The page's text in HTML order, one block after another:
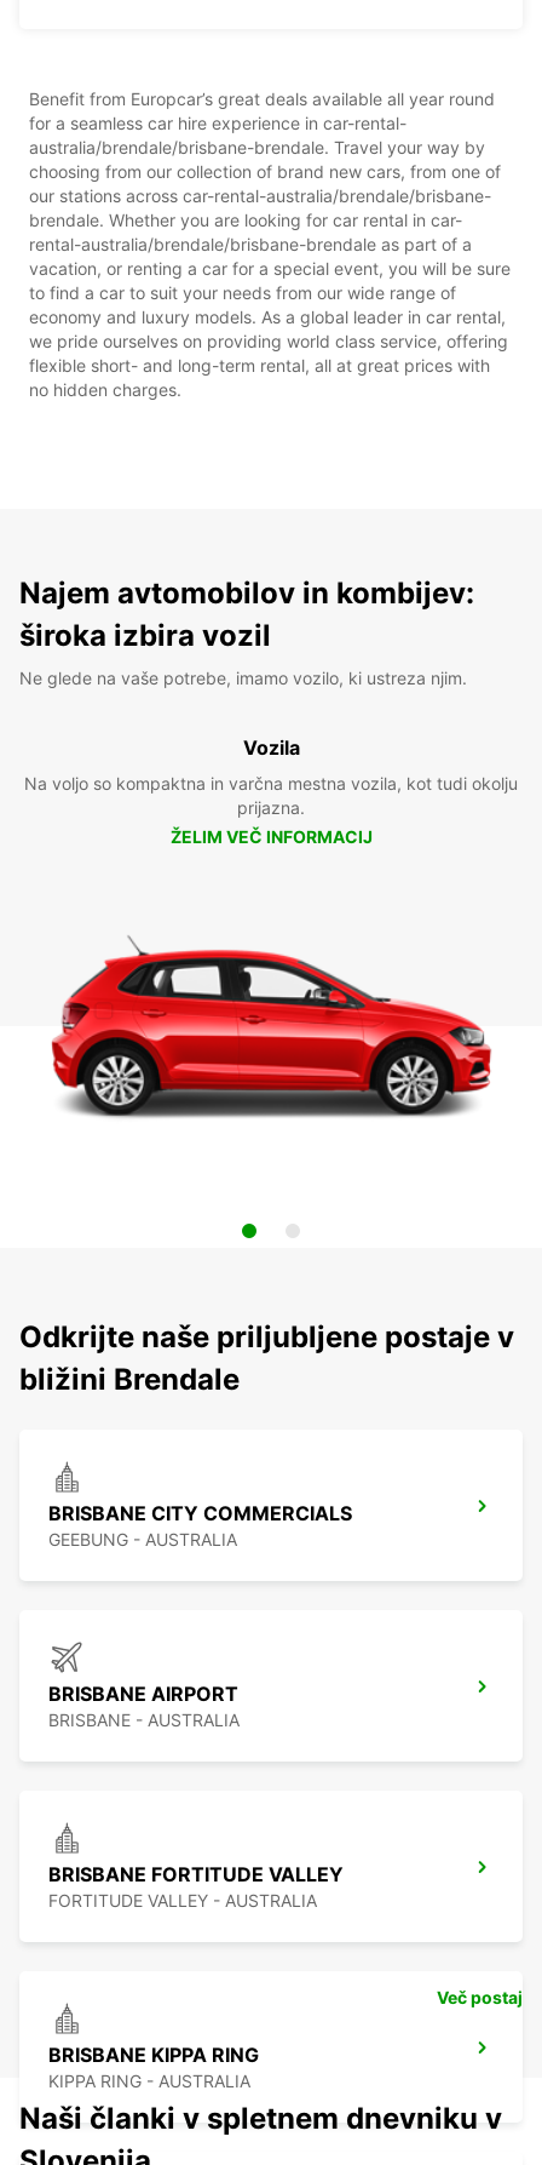
Benefit from Europcar’s great deals available all year round
for a seamless car hire experience in car-rental-
australia/brendale/brisbane-brendale. Travel your way by
choosing from our collection of brand new cars, from one of
our stations across car-rental-australia/brendale/brisbane-
brendale. Whether you are looking for car rental in car-
rental-australia/brendale/brisbane-brendale as part of a
vacation, or renting a car for a special event, you will be sure
to find a car to suit your needs from our wide range of
economy and luxury models. As a global leader in car rental,
we pride ourselves on providing world class service, offering
flexible short- and long-term rental, all at great prices with
no hidden charges.
Najem avtomobilov in kombijev:
široka izbira vozil
Ne glede na vaše potrebe, imamo vozilo, ki ustreza njim.
Vozila
Na voljo so kompaktna in varčna mestna vozila, kot tudi okolju
prijazna.
ŽELIM VEČ INFORMACIJ
Odkrijte naše priljubljene postaje v
bližini Brendale
BRISBANE CITY COMMERCIALS
GEEBUNG - AUSTRALIA
BRISBANE AIRPORT
BRISBANE - AUSTRALIA
BRISBANE FORTITUDE VALLEY
FORTITUDE VALLEY - AUSTRALIA
BRISBANE KIPPA RING
KIPPA RING - AUSTRALIA
Več postaj
Naši članki v spletnem dnevniku v